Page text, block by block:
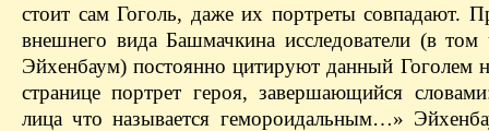
стоит сам Гоголь, даже их портреты совпадают.
внешнего вида Башмачкина исследователи (в
Эйхенбаум) постоянно цитируют данный Гоголем
странице портрет героя, завершающийся
лица что называется гемороидальным…»